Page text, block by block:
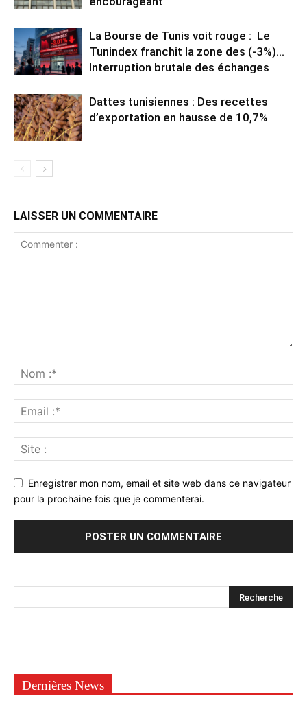
La Bourse de Tunis voit rouge : Le
Tunindex franchit la zone des (-3%)…
Interruption brutale des échanges
Dattes tunisiennes : Des recettes
d’exportation en hausse de 10,7%
LAISSER UN COMMENTAIRE
Enregistrer mon nom, email et site web dans ce navigateur
pour la prochaine fois que je commenterai.
Dernières News